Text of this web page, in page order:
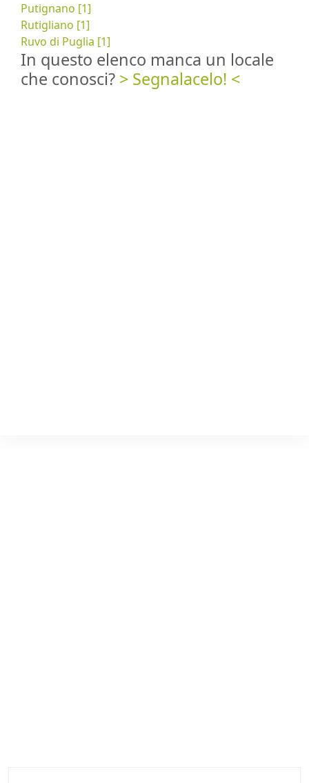
Putignano [1]
Rutigliano [1]
Ruvo di Puglia [1]
In questo elenco manca un locale
che conosci? > Segnalacelo! <